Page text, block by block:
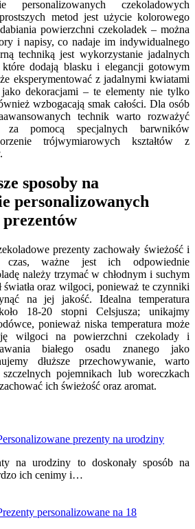
personalizowanych czekoladowych
metod jest użycie kolorowego
powierzchni czekoladek – można
i napisy, co nadaje im indywidualnego
techniką jest wykorzystanie jadalnych
dodają blasku i elegancji gotowym
eksperymentować z jadalnymi kwiatami
dekoracjami – te elementy nie tylko
wzbogacają smak całości. Dla osób
technik warto rozważyć
za pomocą specjalnych barwników
trójwymiarowych kształtów z
sposoby na
personalizowanych
prezenty zachowały świeżość i
czas, ważne jest ich odpowiednie
należy trzymać w chłodnym i suchym
światła oraz wilgoci, ponieważ te czynniki
na jej jakość. Idealna temperatura
18-20 stopni Celsjusza; unikajmy
ponieważ niska temperatura może
wilgoci na powierzchni czekolady i
białego osadu znanego jako
dłuższe przechowywanie, warto
pojemnikach lub woreczkach
ich świeżość oraz aromat.
prezenty na urodziny
na urodziny to doskonały sposób na
ich cenimy i…
personalizowane na 18